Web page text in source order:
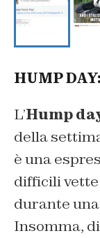
HUMP
L’Hump
della
è una
difficili vette
durante
Insomma,